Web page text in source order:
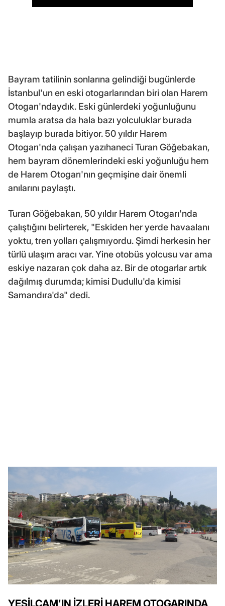
Bayram tatilinin sonlarına gelindiği bugünlerde
İstanbul'un en eski otogarlarından biri olan Harem
Otogarı'ndaydık. Eski günlerdeki yoğunluğunu
mumla aratsa da hala bazı yolculuklar burada
başlayıp burada bitiyor. 50 yıldır Harem
Otogarı'nda çalışan yazıhaneci Turan Göğebakan,
hem bayram dönemlerindeki eski yoğunluğu hem
de Harem Otogarı'nın geçmişine dair önemli
anılarını paylaştı.
Turan Göğebakan, 50 yıldır Harem Otogarı'nda
çalıştığını belirterek, "Eskiden her yerde havaalanı
yoktu, tren yolları çalışmıyordu. Şimdi herkesin her
türlü ulaşım aracı var. Yine otobüs yolcusu var ama
eskiye nazaran çok daha az. Bir de otogarlar artık
dağılmış durumda; kimisi Dudullu'da kimisi
Samandıra'da" dedi.
YEŞİLÇAM'IN İZLERİ HAREM OTOGARINDA